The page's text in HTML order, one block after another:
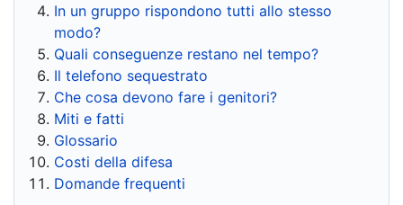
In un gruppo rispondono tutti allo stesso
modo?
Quali conseguenze restano nel tempo?
Il telefono sequestrato
Che cosa devono fare i genitori?
Miti e fatti
Glossario
Costi della difesa
Domande frequenti